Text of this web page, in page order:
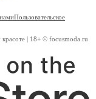
Пользовательское
| 18+ © focusmoda.ru